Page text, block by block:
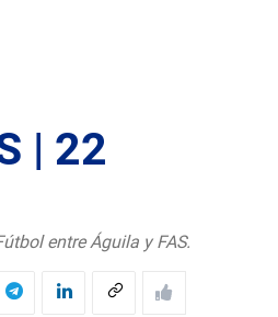
| 22
entre Águila y FAS.